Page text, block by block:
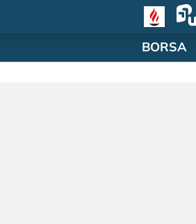
BORSA